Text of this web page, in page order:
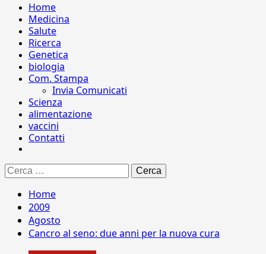
Home
Medicina
Salute
Ricerca
Genetica
biologia
Com. Stampa
Invia Comunicati
Scienza
alimentazione
vaccini
Contatti
Ricerca
per:
Home
2009
Agosto
Cancro al seno: due anni per la nuova cura